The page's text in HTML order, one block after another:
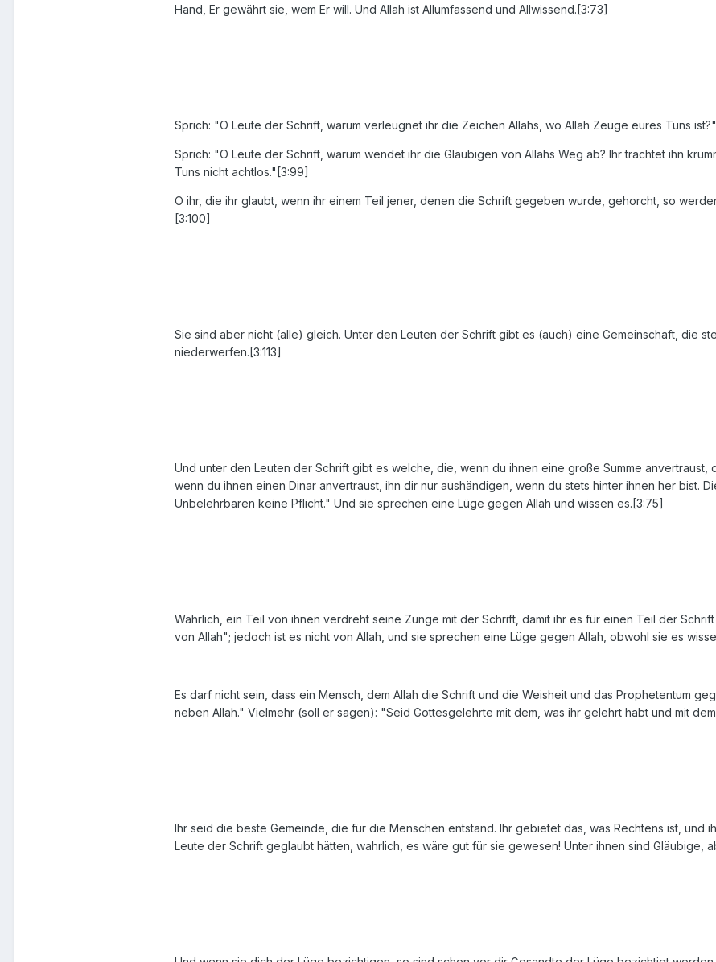
Hand, Er gewährt sie, wem Er will. Und Allah ist Allumfassend und Allwissend.[3:73]
Sprich: "O Leute der Schrift, warum verleugnet ihr die Zeichen Allahs, wo Allah Zeuge eures Tuns
Sprich: "O Leute der Schrift, warum wendet ihr die Gläubigen von Allahs Weg ab? Ihr trachtet ihn
Tuns nicht achtlos."[3:99]
O ihr, die ihr glaubt, wenn ihr einem Teil jener, denen die Schrift gegeben wurde, gehorcht, so
[3:100]
Sie sind aber nicht (alle) gleich. Unter den Leuten der Schrift gibt es (auch) eine Gemeinschaft, die
niederwerfen.[3:113]
Und unter den Leuten der Schrift gibt es welche, die, wenn du ihnen eine große Summe anvertraust,
wenn du ihnen einen Dinar anvertraust, ihn dir nur aushändigen, wenn du stets hinter ihnen her bist.
Unbelehrbaren keine Pflicht." Und sie sprechen eine Lüge gegen Allah und wissen es.[3:75]
Wahrlich, ein Teil von ihnen verdreht seine Zunge mit der Schrift, damit ihr es für einen Teil der
von Allah"; jedoch ist es nicht von Allah, und sie sprechen eine Lüge gegen Allah, obwohl sie es
Es darf nicht sein, dass ein Mensch, dem Allah die Schrift und die Weisheit und das Prophetentum
neben Allah." Vielmehr (soll er sagen): "Seid Gottesgelehrte mit dem, was ihr gelehrt habt und mit
Ihr seid die beste Gemeinde, die für die Menschen entstand. Ihr gebietet das, was Rechtens ist, und
Leute der Schrift geglaubt hätten, wahrlich, es wäre gut für sie gewesen! Unter ihnen sind Gläubige,